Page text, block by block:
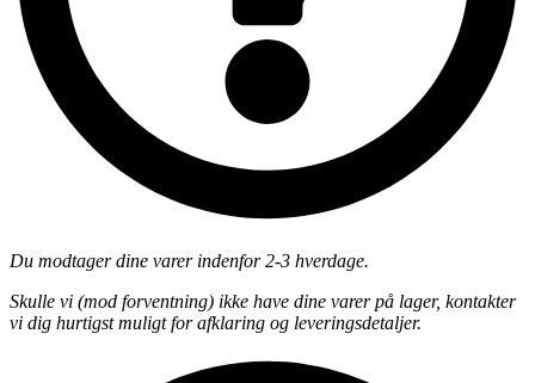
Du modtager dine varer indenfor 2-3 hverdage.
Skulle vi (mod forventning) ikke have dine varer på lager, kontakter
vi dig hurtigst muligt for afklaring og leveringsdetaljer.